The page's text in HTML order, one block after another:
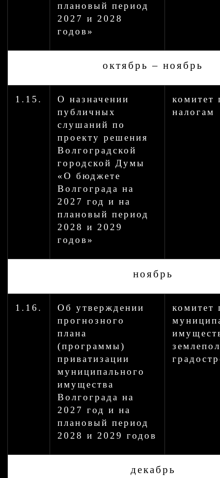
плановый период
2027 и 2028
годов»
октябрь – ноябрь
1.15.
О назначении
публичных
слушаний по
проекту решения
Волгоградской
городской Думы
«О бюджете
Волгограда на
2027 год и на
плановый период
2028 и 2029
годов»
комитет
налогам
ноябрь
1.16.
Об утверждении
прогнозного
плана
(программы)
приватизации
муниципального
имущества
Волгограда на
2027 год и на
плановый период
2028 и 2029 годов
комитет
декабрь